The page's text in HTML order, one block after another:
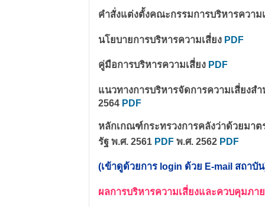
คำสั่งแต่งตั้งคณะกรรมการบริหารความ
นโยบายการบริหารความเสี่ยง PDF
คู่มือการบริหารความเสี่ยง PDF
แนวทางการบริหารจัดการความเสี่ยงส
2564 PDF
หลักเกณฑ์กระทรวงการคลังว่าด้วยมา
รัฐ พ.ศ. 2561 PDF พ.ศ. 2562 PDF
(เข้าดูด้วยการ login ด้วย E-mail สถาบั
ผลการบริหารความเสี่ยงและควบคุมภ